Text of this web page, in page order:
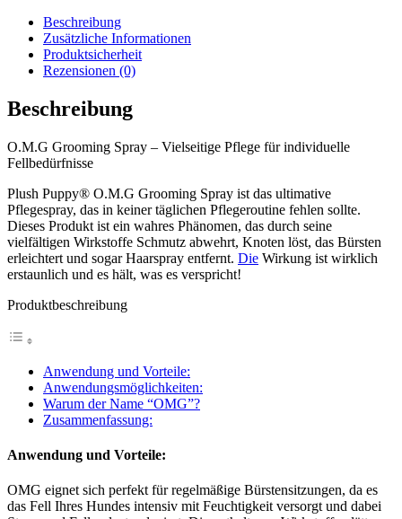
Beschreibung
Zusätzliche Informationen
Produktsicherheit
Rezensionen (0)
Beschreibung
O.M.G Grooming Spray – Vielseitige Pflege für individuelle
Fellbedürfnisse
Plush Puppy® O.M.G Grooming Spray ist das ultimative
Pflegespray, das in keiner täglichen Pflegeroutine fehlen sollte.
Dieses Produkt ist ein wahres Phänomen, das durch seine
vielfältigen Wirkstoffe Schmutz abwehrt, Knoten löst, das Bürsten
erleichtert und sogar Haarspray entfernt. Die Wirkung ist wirklich
erstaunlich und es hält, was es verspricht!
Produktbeschreibung
Anwendung und Vorteile:
Anwendungsmöglichkeiten:
Warum der Name “OMG”?
Zusammenfassung:
Anwendung und Vorteile:
OMG eignet sich perfekt für regelmäßige Bürstensitzungen, da es
das Fell Ihres Hundes intensiv mit Feuchtigkeit versorgt und dabei